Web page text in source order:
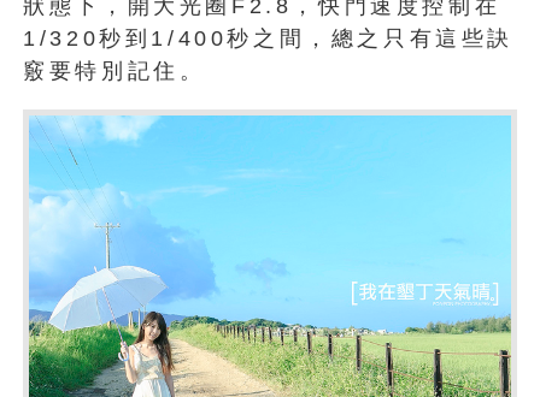
狀態下，開大光圈F2.8，快門速度控制在
1/320秒到1/400秒之間，總之只有這些訣
竅要特別記住。